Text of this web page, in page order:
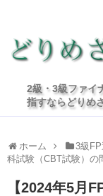
2級・3級ファイ
指すならどりめ
ホーム 3級
科試験（CBT試験）の
【2024年5月